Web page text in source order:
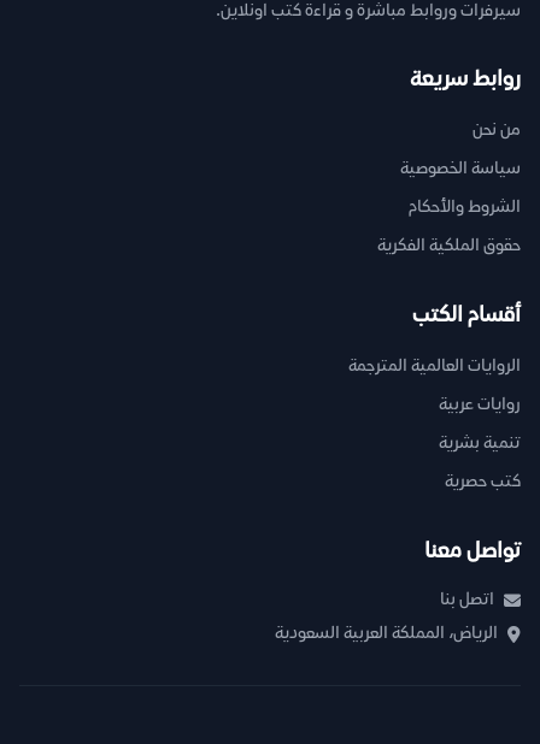
سيرفرات وروابط مباشرة و قراءة كتب اونلاين.
روابط سريعة
من نحن
سياسة الخصوصية
الشروط والأحكام
حقوق الملكية الفكرية
أقسام الكتب
الروايات العالمية المترجمة
روايات عربية
تنمية بشرية
كتب حصرية
تواصل معنا
اتصل بنا
الرياض، المملكة العربية السعودية